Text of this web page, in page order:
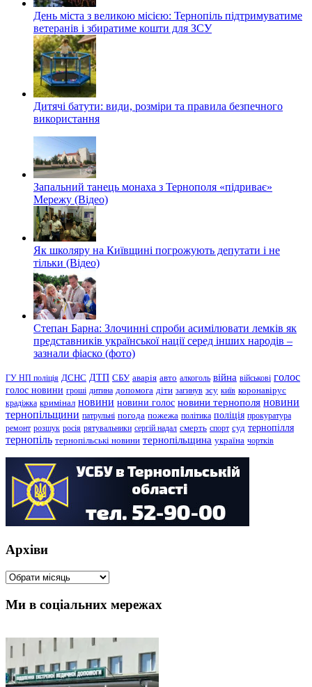
День міста з великою місією: Тернопіль підтримуватиме
ветеранів і збиратиме кошти для ЗСУ
Дитячі батути: види, розміри та правила безпечного
використання
Запальний танець монаха з Тернополя «підриває»
Мережу (Відео)
Як школяру на Київщині погрожують депутати і не
тільки (Відео)
Степан Барна: Злочинні спроби асимілювати лемків як
представників української нації серед інших народів –
зазнали фіаско (фото)
ГУ НП поліція ДСНС ДТП СБУ аварія авто алкоголь війна військові голос
голос новини гроші дитина допомога діти загинув зсу київ коронавірус
крадіжка кримінал новини новини голос новини тернополя новини
тернопільщини патрульні погода пожежа політика поліція прокуратура
ремонт розшук росія рятувальники сергій надал смерть спорт суд тернопілля
тернопіль тернопільські новини тернопільщина україна чортків
Архіви
Архіви
Ми в соціальних мережах